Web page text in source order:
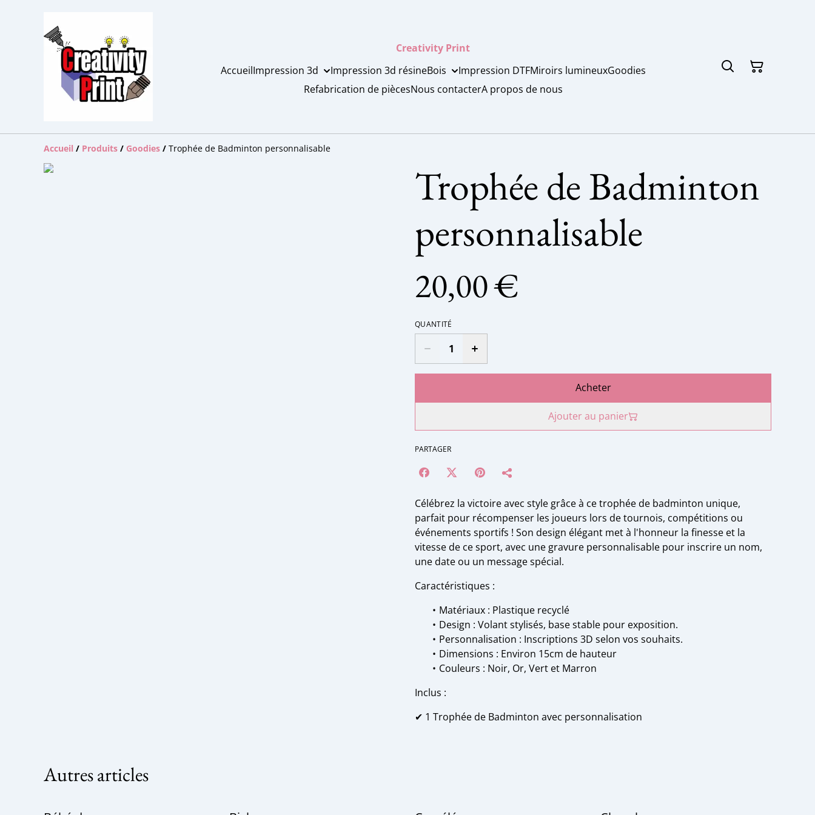
Creativity Print
AccueilImpression 3d Impression 3d résineBois Impression DTFMiroirs lumineuxGoodies
Refabrication de piècesNous contacterA propos de nous
Accueil / Produits / Goodies / Trophée de Badminton personnalisable
Trophée de Badminton
personnalisable
20,00 €
QUANTITÉ
Acheter
Ajouter au panier
PARTAGER
Célébrez la victoire avec style grâce à ce trophée de badminton unique,
parfait pour récompenser les joueurs lors de tournois, compétitions ou
événements sportifs ! Son design élégant met à l'honneur la finesse et la
vitesse de ce sport, avec une gravure personnalisable pour inscrire un nom,
une date ou un message spécial.
Caractéristiques :
Matériaux : Plastique recyclé
Design : Volant stylisés, base stable pour exposition.
Personnalisation : Inscriptions 3D selon vos souhaits.
Dimensions : Environ 15cm de hauteur
Couleurs : Noir, Or, Vert et Marron
Inclus :
✔ 1 Trophée de Badminton avec personnalisation
Autres articles